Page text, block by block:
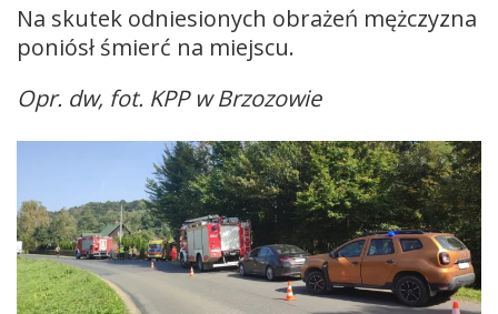
Na skutek odniesionych obrażeń mężczyzna
poniósł śmierć na miejscu.
Opr. dw, fot. KPP w Brzozowie